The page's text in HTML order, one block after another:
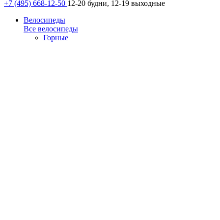
+7 (495) 668-12-50 12-20 будни, 12-19 выходные
Велосипеды
Все велосипеды
Горные